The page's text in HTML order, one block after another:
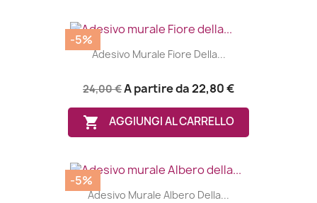
Adesivo Murale Fiore Della...
24,00 €A partire da22,80 €
 AGGIUNGI AL CARRELLO
-5%
Adesivo Murale Albero Della...
-5%